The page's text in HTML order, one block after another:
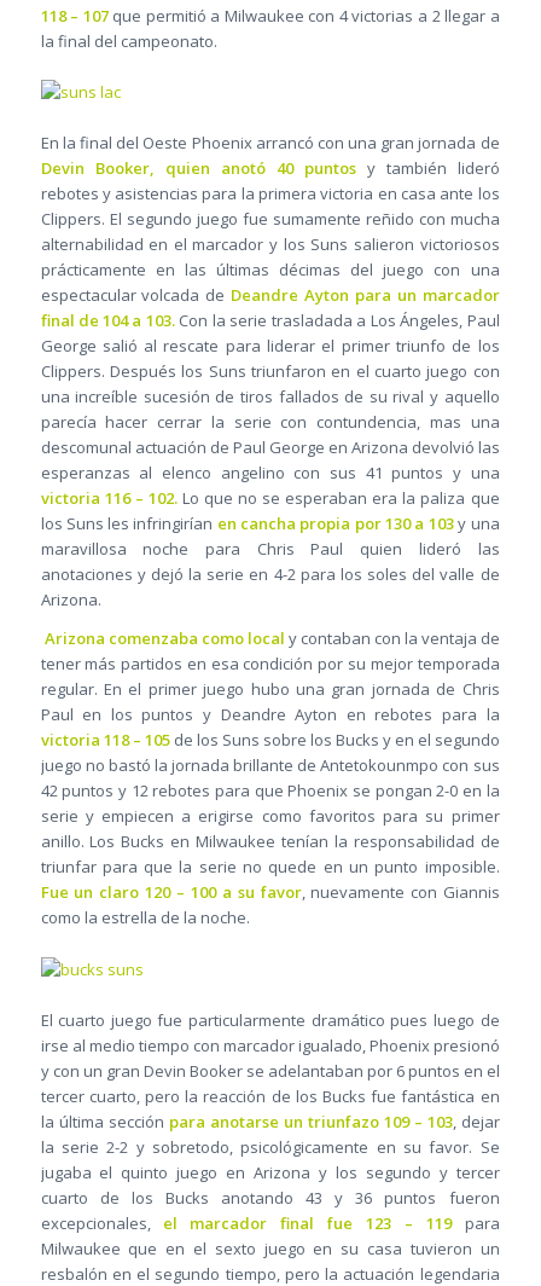
118 – 107que permitió a Milwaukee con 4 victorias a 2 llegar a
la final del campeonato.
En la final del Oeste Phoenix arrancó con una gran jornada de
Devin Booker, quien anotó 40 puntosy también lideró
rebotes y asistencias para la primera victoria en casa ante los
Clippers. El segundo juego fue sumamente reñido con mucha
alternabilidad en el marcador y los Suns salieron victoriosos
prácticamente en las últimas décimas del juego con una
espectacular volcada de Deandre Ayton para un marcador
final de 104 a 103.Con la serie trasladada a Los Ángeles, Paul
George salió al rescate para liderar el primer triunfo de los
Clippers. Después los Suns triunfaron en el cuarto juego con
una increíble sucesión de tiros fallados de su rival y aquello
parecía hacer cerrar la serie con contundencia, mas una
descomunal actuación de Paul George en Arizona devolvió las
esperanzas al elenco angelino con sus 41 puntos y una
victoria 116 – 102.Lo que no se esperaban era la paliza que
los Suns les infringirían en cancha propia por 130 a 103y una
maravillosa noche para Chris Paul quien lideró las
anotaciones y dejó la serie en 4-2 para los soles del valle de
Arizona.
Arizona comenzaba como local y contaban con la ventaja de
tener más partidos en esa condición por su mejor temporada
regular. En el primer juego hubo una gran jornada de Chris
Paul en los puntos y Deandre Ayton en rebotes para la
victoria 118 – 105de los Suns sobre los Bucks y en el segundo
juego no bastó la jornada brillante de Antetokounmpo con sus
42 puntos y 12 rebotes para que Phoenix se pongan 2-0 en la
serie y empiecen a erigirse como favoritos para su primer
anillo. Los Bucks en Milwaukee tenían la responsabilidad de
triunfar para que la serie no quede en un punto imposible.
Fue un claro 120 – 100 a su favor, nuevamente con Giannis
como la estrella de la noche.
El cuarto juego fue particularmente dramático pues luego de
irse al medio tiempo con marcador igualado, Phoenix presionó
y con un gran Devin Booker se adelantaban por 6 puntos en el
tercer cuarto, pero la reacción de los Bucks fue fantástica en
la última sección para anotarse un triunfazo 109 – 103, dejar
la serie 2-2 y sobretodo, psicológicamente en su favor. Se
jugaba el quinto juego en Arizona y los segundo y tercer
cuarto de los Bucks anotando 43 y 36 puntos fueron
excepcionales, el marcador final fue 123 – 119para
Milwaukee que en el sexto juego en su casa tuvieron un
resbalón en el segundo tiempo, pero la actuación legendaria